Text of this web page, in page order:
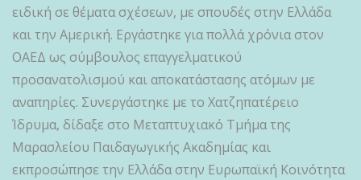
ειδική σε θέματα σχέσεων, με σπουδές στην Ελλάδα
και την Αμερική. Εργάστηκε για πολλά χρόνια στον
ΟΑΕΔ ως σύμβουλος επαγγελματικού
προσανατολισμού και αποκατάστασης ατόμων με
αναπηρίες. Συνεργάστηκε με το Χατζηπατέρειο
Ίδρυμα, δίδαξε στο Μεταπτυχιακό Τμήμα της
Μαρασλείου Παιδαγωγικής Ακαδημίας και
εκπροσώπησε την Ελλάδα στην Ευρωπαϊκή Κοινότητα